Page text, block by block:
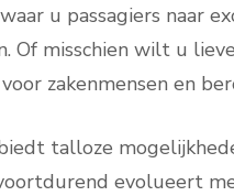
u passagiers naar
Of misschien wilt u
zakenmensen en
talloze
evolueert